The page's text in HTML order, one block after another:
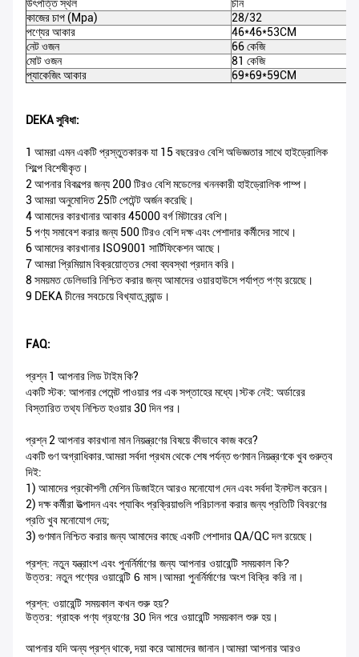
উৎপত্তি স্থল
চীন
কাজের চাপ (Mpa)
28/32
পণ্যের আকার
46*46*53CM
নেট ওজন
66 কেজি
মোট ওজন
81 কেজি
প্যাকেজিং আকার
69*69*59CM
DEKA সুবিধা:
1 আমরা এমন একটি প্রস্তুতকারক যা 15 বছরেরও বেশি অভিজ্ঞতার সাথে হাইড্রোলিক
শিল্পে বিশেষীকৃত।
2 আপনার বিকল্পের জন্য 200 টিরও বেশি মডেলের খননকারী হাইড্রোলিক পাম্প।
3 আমরা অনুমোদিত 25টি পেটেন্ট অর্জন করেছি।
4 আমাদের কারখানার আকার 45000 বর্গ মিটারের বেশি।
5 পণ্য সমাবেশ করার জন্য 500 টিরও বেশি দক্ষ এবং পেশাদার কর্মীদের সাথে।
6 আমাদের কারখানার ISO9001 সার্টিফিকেশন আছে।
7 আমরা প্রিমিয়াম বিক্রয়োত্তর সেবা ব্যবস্থা প্রদান করি।
8 সময়মত ডেলিভারি নিশ্চিত করার জন্য আমাদের ওয়ারহাউসে পর্যাপ্ত পণ্য রয়েছে।
9 DEKA চীনের সবচেয়ে বিখ্যাত ব্র্যান্ড।
FAQ:
প্রশ্ন 1 আপনার লিড টাইম কি?
একটি স্টক: আপনার পেমেন্ট পাওয়ার পর এক সপ্তাহের মধ্যে।স্টক নেই: অর্ডারের
বিস্তারিত তথ্য নিশ্চিত হওয়ার 30 দিন পর।
প্রশ্ন 2 আপনার কারখানা মান নিয়ন্ত্রণের বিষয়ে কীভাবে কাজ করে?
একটি গুণ অগ্রাধিকার.আমরা সর্বদা প্রথম থেকে শেষ পর্যন্ত গুণমান নিয়ন্ত্রণকে খুব গুরুত্ব
দিই:
1) আমাদের প্রকৌশলী মেশিন ডিজাইনে আরও মনোযোগ দেন এবং সর্বদা ইনস্টল করেন।
2) দক্ষ কর্মীরা উত্পাদন এবং প্যাকিং প্রক্রিয়াগুলি পরিচালনা করার জন্য প্রতিটি বিবরণের
প্রতি খুব মনোযোগ দেয়;
3) গুণমান নিশ্চিত করার জন্য আমাদের কাছে একটি পেশাদার QA/QC দল রয়েছে।
প্রশ্ন: নতুন যন্ত্রাংশ এবং পুনর্নির্মাণের জন্য আপনার ওয়ারেন্টি সময়কাল কি?
উত্তর: নতুন পণ্যের ওয়ারেন্টি 6 মাস।আমরা পুনর্নির্মাণের অংশ বিক্রি করি না।
প্রশ্ন: ওয়ারেন্টি সময়কাল কখন শুরু হয়?
উত্তর: গ্রাহক পণ্য গ্রহণের 30 দিন পরে ওয়ারেন্টি সময়কাল শুরু হয়।
আপনার যদি অন্য প্রশ্ন থাকে, দয়া করে আমাদের জানান।আমরা আপনার আরও